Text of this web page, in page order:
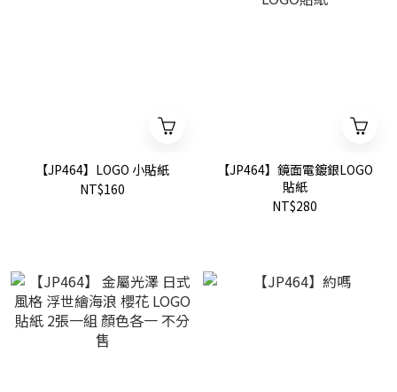
【JP464】LOGO 小貼紙
NT$160
【JP464】鏡面電鍍銀LOGO
貼紙
NT$280